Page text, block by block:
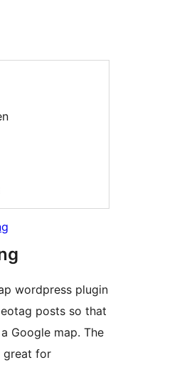
wordpress plugin
posts so that
Google map. The
great for